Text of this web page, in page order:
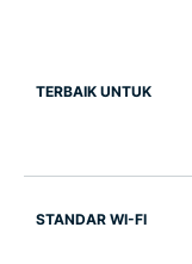
TERBAIK UNTUK
STANDAR WI-FI